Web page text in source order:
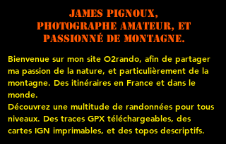
James PIGNOUX,
photographe amateur, et
passionné de montagne.
Bienvenue sur mon site O2rando, afin de partager
ma passion de la nature, et particulièrement de la
montagne. Des itinéraires en France et dans le
monde.
Découvrez une multitude de randonnées pour tous
niveaux. Des traces GPX téléchargeables, des
cartes IGN imprimables, et des topos descriptifs.